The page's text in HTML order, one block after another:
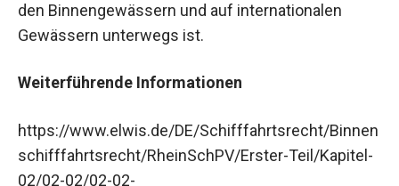
den Binnengewässern und auf internationalen
Gewässern unterwegs ist.
Weiterführende Informationen
https://www.elwis.de/DE/Schifffahrtsrecht/Binnen
schifffahrtsrecht/RheinSchPV/Erster-Teil/Kapitel-
02/02-02/02-02-